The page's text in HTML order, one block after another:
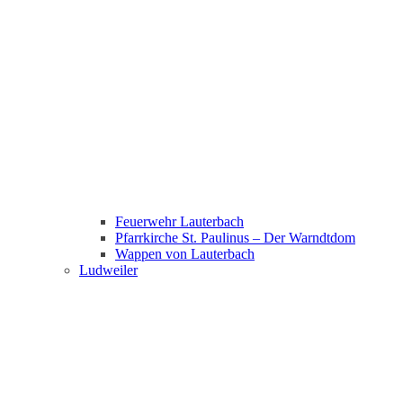
Feuerwehr Lauterbach
Pfarrkirche St. Paulinus – Der Warndtdom
Wappen von Lauterbach
Ludweiler